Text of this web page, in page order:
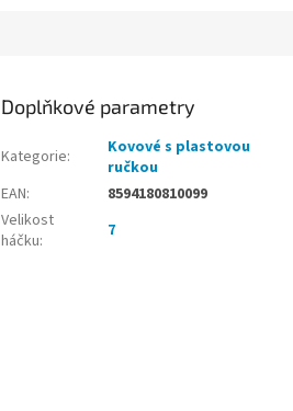
Doplňkové parametry
Kategorie:
Kovové s plastovou
ručkou
EAN:
8594180810099
Velikost
háčku: 7